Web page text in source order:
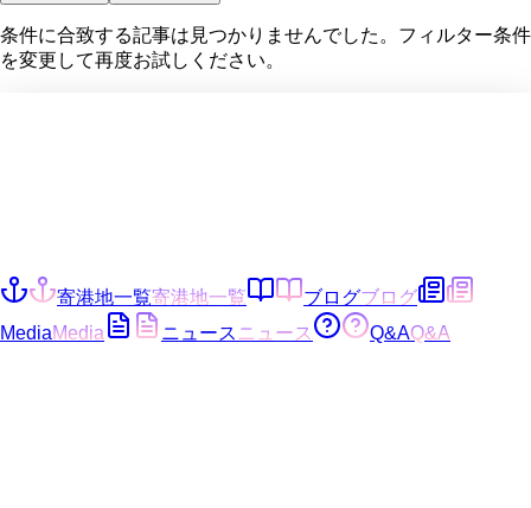
条件に合致する記事は見つかりませんでした。フィルター条件
を変更して再度お試しください。
寄港地一覧寄港地一覧 ブログブログ
MediaMedia ニュース ニュース Q&AQ&A